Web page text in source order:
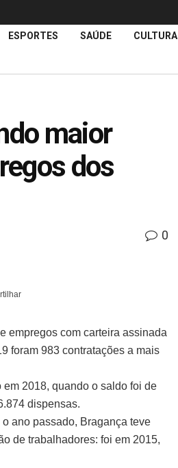
ESPORTES SAÚDE CULTURA
maior
dos
0
empregos com carteira assinada
foram 983 contratações a mais
2018, quando o saldo foi de
dispensas.
ano passado, Bragança teve
de trabalhadores: foi em 2015,